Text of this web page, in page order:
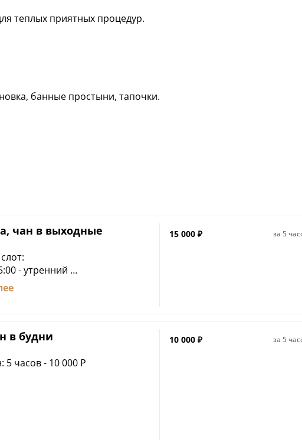
теплых приятных процедур.
банные простыни, тапочки.
чан в выходные
- утренний
- вечерний
час – 2 000 P
15 000 ₽ за 5
в будни
5 часов - 10 000 P
10 000 ₽ за 5